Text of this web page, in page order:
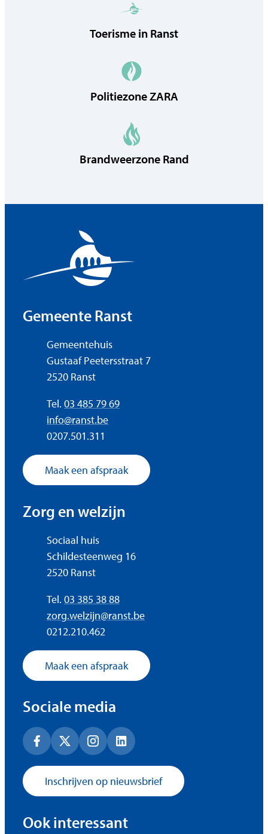
Toerisme in Ranst
Politiezone ZARA
Brandweerzone Rand
Gemeente Ranst
AdresGemeentehuis
Gustaaf Peetersstraat 7
,2520 Ranst
03 485 79 69
E-mailinfo@ranst.be
Ondernemingsnummer
0207.501.311
Maak een afspraak
Zorg en welzijn
AdresSociaal huis
Schildesteenweg 16
,2520 Ranst
03 385 38 88
E-mailzorg.welzijn@ranst.be
Ondernemingsnummer
0212.210.462
Maak een afspraak
Sociale media
FacebookX (Twitter)InstagramLinkedIn
Inschrijven op nieuwsbrief
Ook interessant